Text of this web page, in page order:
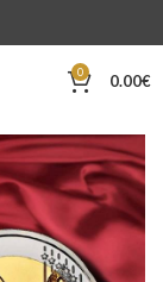
0 0.00€